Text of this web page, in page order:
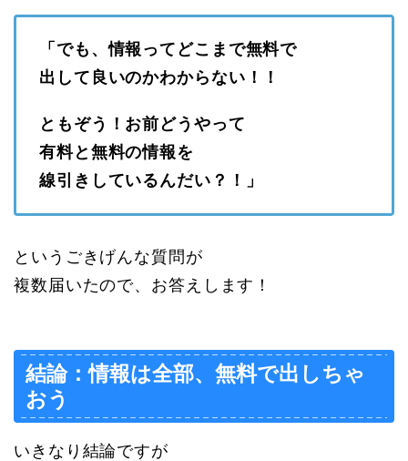
「でも、情報ってどこまで無料で
出して良いのかわからない！！
ともぞう！お前どうやって
有料と無料の情報を
線引きしているんだい？！」
というごきげんな質問が
複数届いたので、お答えします！
結論：情報は全部、無料で出しちゃ
おう
いきなり結論ですが